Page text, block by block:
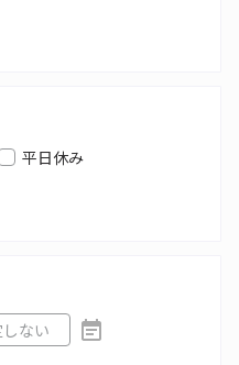
平日休み